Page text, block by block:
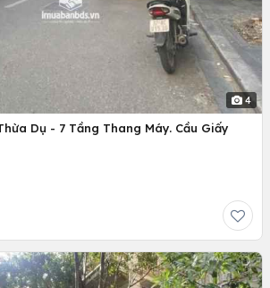
4
Dụ - 7 Tầng Thang Máy. Cầu Giấy